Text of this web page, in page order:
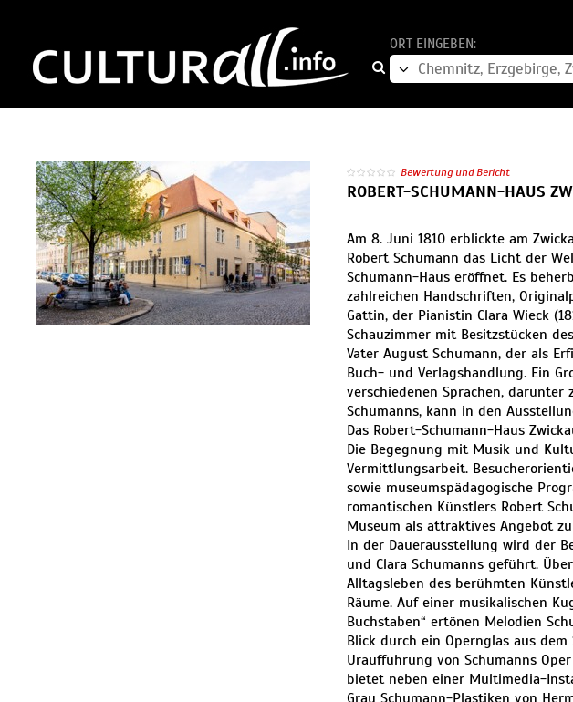
ORT EINGEBEN:
Bewertung und Bericht
ROBERT-SCHUMANN-HAUS
Am 8. Juni 1810 erblickte am
Robert Schumann das Licht der
Schumann-Haus eröffnet. Es
zahlreichen Handschriften,
Gattin, der Pianistin Clara Wieck
Schauzimmer mit Besitzstücken
Vater August Schumann, der als
Buch- und Verlagshandlung. Ein
verschiedenen Sprachen, darunter
Schumanns, kann in den
Das Robert-Schumann-Haus
Die Begegnung mit Musik und
Vermittlungsarbeit.
sowie museumspädagogische
romantischen Künstlers Robert
Museum als attraktives Angebot
In der Dauerausstellung wird der
und Clara Schumanns geführt.
Alltagsleben des berühmten
Räume. Auf einer musikalischen
Buchstaben“ ertönen Melodien
Blick durch ein Opernglas aus
Uraufführung von Schumanns
bietet neben einer Multimedia-
Grau Schumann-Plastiken von